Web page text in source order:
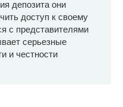
депозита они
доступ к своему
с представителями
серьезные
и честности